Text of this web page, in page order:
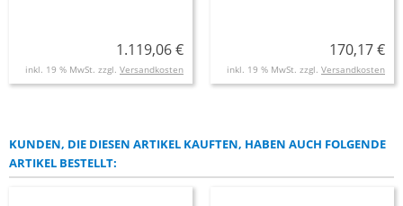
1.119,06 €
inkl. 19 % MwSt. zzgl. Versandkosten
170,17 €
inkl. 19 % MwSt. zzgl. Versandkosten
KUNDEN, DIE DIESEN ARTIKEL KAUFTEN, HABEN AUCH FOLGENDE
ARTIKEL BESTELLT: